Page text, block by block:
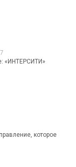
«ИНТЕРСИТИ»
которое